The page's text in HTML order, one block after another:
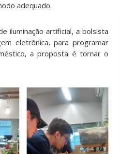
adequado.
iluminação artificial, a bolsista
eletrônica, para programar
a proposta é tornar o